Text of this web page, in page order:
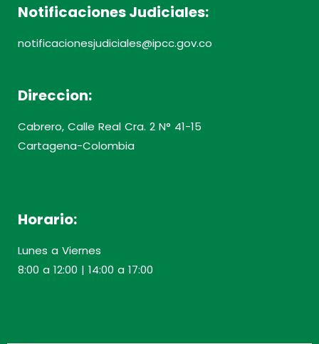
Notificaciones Judiciales:
notificacionesjudiciales@ipcc.gov.co
Direccion:
Cabrero, Calle Real Cra. 2 N° 41-15
Cartagena-Colombia
Horario:
Lunes a Viernes
8:00 a 12:00 | 14:00 a 17:00